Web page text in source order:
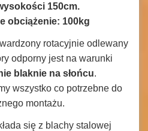
150cm.
obciążenie: 100kg
rotacyjnie odlewany
odporny jest na warunki
blaknie na słońcu.
wszystko co potrzebne do
montażu.
się z blachy stalowej